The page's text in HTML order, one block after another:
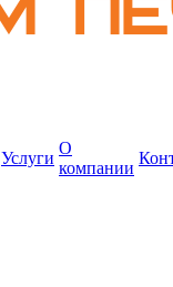
Услуги
О
компании